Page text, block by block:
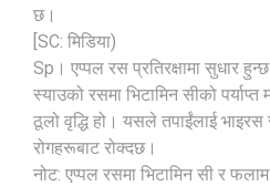
छ।
[SC: मिडिया)
Sp। एप्पल रस प्रतिरक्षामा सुधार हुन्छ
स्याउको रसमा भिटामिन सीको पर्याप्त
ठूलो वृद्धि हो। यसले तपाईंलाई
रोगहरूबाट रोक्दछ।
नोट: एप्पल रसमा भिटामिन सी र